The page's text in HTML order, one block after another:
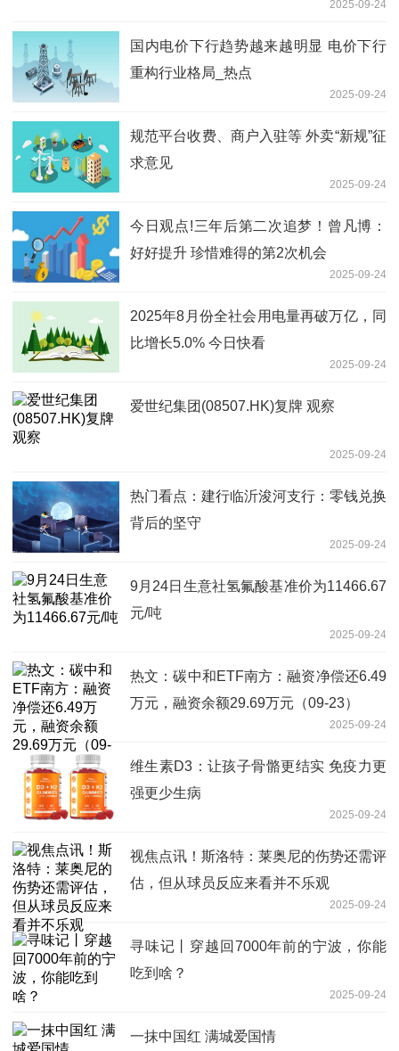
2025-09-24
国内电价下行趋势越来越明显 电价下行
重构行业格局_热点
2025-09-24
规范平台收费、商户入驻等 外卖“新规”征
求意见
2025-09-24
今日观点!三年后第二次追梦！曾凡博：
好好提升 珍惜难得的第2次机会
2025-09-24
2025年8月份全社会用电量再破万亿，同
比增长5.0% 今日快看
2025-09-24
爱世纪集团(08507.HK)复牌 观察
2025-09-24
热门看点：建行临沂浚河支行：零钱兑换
背后的坚守
2025-09-24
9月24日生意社氢氟酸基准价为11466.67
元/吨
2025-09-24
热文：碳中和ETF南方：融资净偿还6.49
万元，融资余额29.69万元（09-23）
2025-09-24
维生素D3：让孩子骨骼更结实 免疫力更
强更少生病
2025-09-24
视焦点讯！斯洛特：莱奥尼的伤势还需评
估，但从球员反应来看并不乐观
2025-09-24
寻味记丨穿越回7000年前的宁波，你能
吃到啥？
2025-09-24
一抹中国红 满城爱国情